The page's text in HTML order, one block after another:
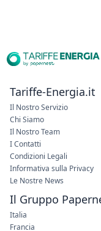
Tariffe-Energia.it
Il Nostro Servizio
Chi Siamo
Il Nostro Team
I Contatti
Condizioni Legali
Informativa sulla Privacy
Le Nostre News
Il Gruppo
Italia
Francia